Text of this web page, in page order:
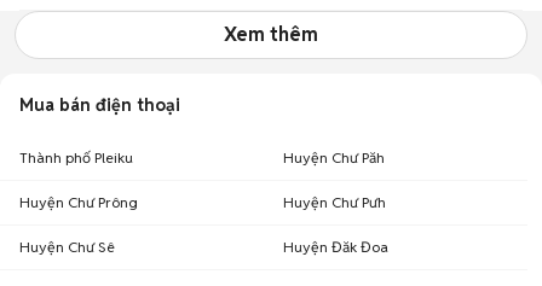
Xem thêm
Mua bán điện thoại
Thành phố Pleiku Huyện Chư Păh
Huyện Chư Prông Huyện Chư Pưh
Huyện Chư Sê Huyện Đăk Đoa